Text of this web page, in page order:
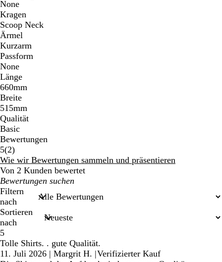
None
Kragen
Scoop Neck
Ärmel
Kurzarm
Passform
None
Länge
660mm
Breite
515mm
Qualität
Basic
Bewertungen
5(22
Bewertungen
)
Wie wir Bewertungen sammeln und präsentieren
Von 2 Kunden bewertet
Meine
Sucheingaben
Filtern
nach
Sortieren
nach
5
Tolle Shirts. . gute Qualität.
11. Juli 2026 | Margrit H. |Verifizierter Kauf